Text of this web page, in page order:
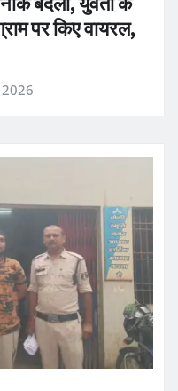
पर किए वायरल,